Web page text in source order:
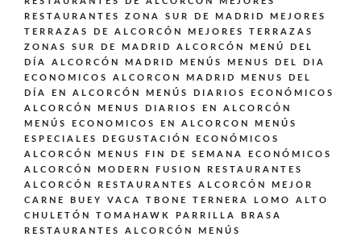
RESTAURANTES ZONA SUR DE MADRID
MEJORES
TERRAZAS DE ALCORCÓN
MEJORES TERRAZAS
ZONAS SUR DE MADRID ALCORCÓN
MENÚ DEL
DÍA ALCORCÓN MADRID
MENÚS
MENUS DEL DIA
ECONOMICOS ALCORCON MADRID
MENUS DEL
DÍA EN ALCORCÓN
MENÚS DIARIOS ECONÓMICOS
ALCORCÓN
MENUS DIARIOS EN ALCORCÓN
MENÚS ECONOMICOS EN ALCORCON
MENÚS
ESPECIALES DEGUSTACIÓN ECONÓMICOS
ALCORCÓN
MENUS FIN DE SEMANA ECONÓMICOS
ALCORCÓN
MODERN FUSION
RESTAURANTES
ALCORCÓN
RESTAURANTES ALCORCÓN MEJOR
CARNE BUEY VACA TBONE TERNERA LOMO ALTO
CHULETÓN TOMAHAWK PARRILLA BRASA
RESTAURANTES ALCORCÓN MENÚS